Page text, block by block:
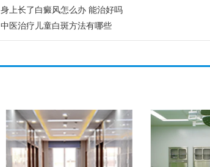
身上长了白癜风怎么办 能治好吗
中医治疗儿童白斑方法有哪些